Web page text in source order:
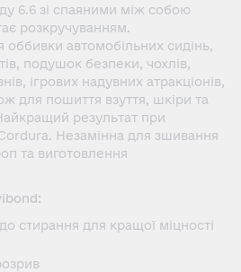
6.6 зі спаяними між собою
розкручуванням.
оббивки автомобільних сидінь,
подушок безпеки, чохлів,
ігрових надувних атракціонів,
для пошиття взуття, шкіри та
результат при
Незамінна для зшивання
та виготовлення
стирання для кращої міцності